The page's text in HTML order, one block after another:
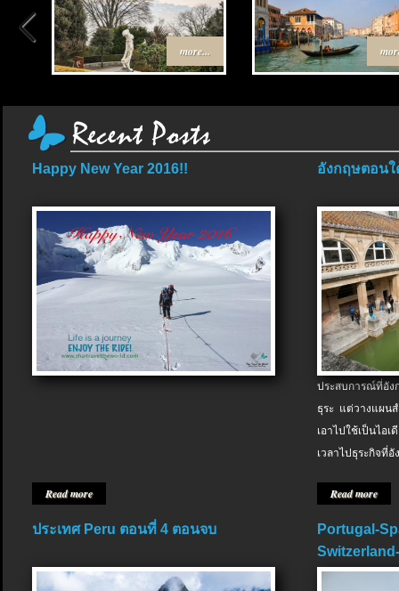
more...
Happy New Year 2016!!
Read more
อังกฤษตอนใ
ประสบการณ์ที่อัง
ธุระ แต่วางแผน
เอาไปใช้เป็นไอ
เวลาไปธุระกิจที่อั
Read more
ประเทศ Peru ตอนที่ 4 ตอนจบ
Portugal-